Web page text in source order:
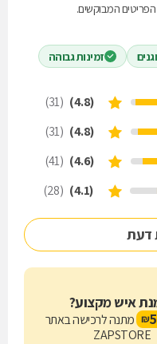
הפריטים המבוקשים.
זמינות גבוהה
(4.8)
(31)
(4.8)
(31)
(4.6)
(41)
(4.1)
(28)
דעת
איש מקצוע?
₪ מתנה לרכישה באתר
ZAPSTORE